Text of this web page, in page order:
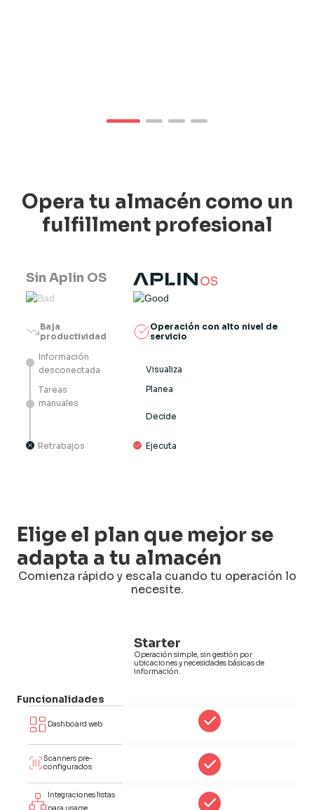
Opera tu almacén como un
fulfillment profesional
Sin Aplin OS
Baja
productividad
Información
desconectada
Tareas
manuales
Retrabajos
Operación con alto nivel de
servicio
Visualiza
Planea
Decide
Ejecuta
Elige el plan que mejor se
adapta a tu almacén
Comienza rápido y escala cuando tu operación lo
necesite.
Dashboard web
Funcionalidades
Scanners pre-
configurados
Integraciones listas
Starter
Operación simple, sin gestión por
ubicaciones y necesidades básicas de
información.